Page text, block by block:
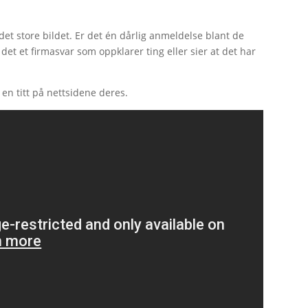
store bildet. Er det én dårlig anmeldelse blant de
et firmasvar som oppklarer ting eller sier at det har
titt på nettsidene deres.